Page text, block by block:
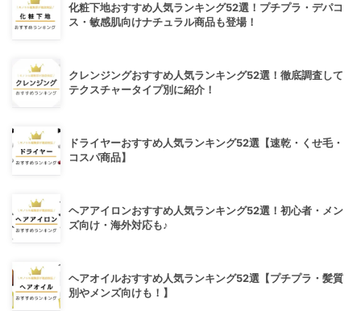
化粧下地おすすめ人気ランキング52選！プチプラ・デパコ
ス・敏感肌向けナチュラル商品も登場！
クレンジングおすすめ人気ランキング52選！徹底調査して
テクスチャータイプ別に紹介！
ドライヤーおすすめ人気ランキング52選【速乾・くせ毛・
コスパ商品】
ヘアアイロンおすすめ人気ランキング52選！初心者・メン
ズ向け・海外対応も♪
ヘアオイルおすすめ人気ランキング52選【プチプラ・髪質
別やメンズ向けも！】